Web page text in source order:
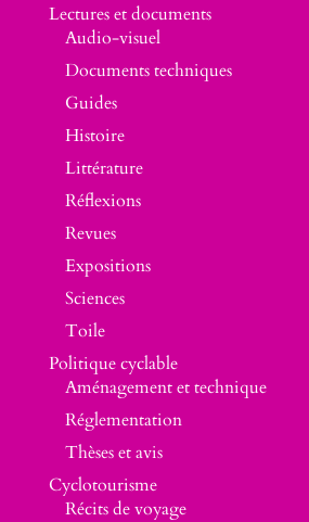
Lectures et documents
Audio-visuel
Documents techniques
Guides
Histoire
Littérature
Réflexions
Revues
Expositions
Sciences
Toile
Politique cyclable
Aménagement et technique
Réglementation
Thèses et avis
Cyclotourisme
Récits de voyage